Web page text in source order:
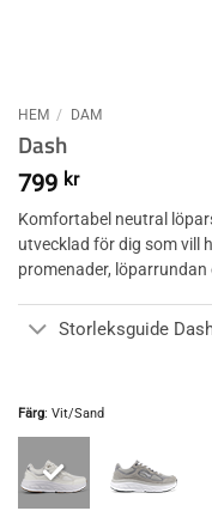
HEM / DAM
Dash
799 kr
Komfortabel neutral
utvecklad för dig som vill
promenader, löparrundan
Storleksguide
Färg: Vit/Sand